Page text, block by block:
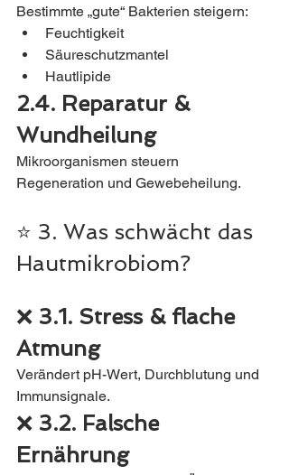
Bestimmte „gute“ Bakterien steigern:
Feuchtigkeit
Säureschutzmantel
Hautlipide
2.4. Reparatur &
Wundheilung
Mikroorganismen steuern
Regeneration und Gewebeheilung.
⭐ 3. Was schwächt das
Hautmikrobiom?
❌ 3.1. Stress & flache
Atmung
Verändert pH-Wert, Durchblutung und
Immunsignale.
❌ 3.2. Falsche
Ernährung